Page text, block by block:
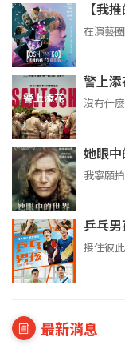
【我
在演藝
警上添
沒有什
她眼
我寧願
乒乓男
接住彼
最新消息